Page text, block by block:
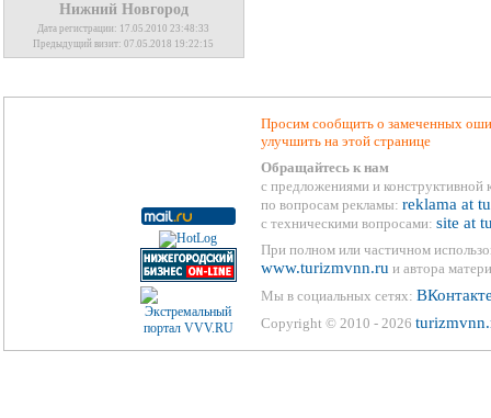
Нижний Новгород
Дата регистрации: 17.05.2010 23:48:33
Предыдущий визит: 07.05.2018 19:22:15
Просим сообщить о замеченных
улучшить на этой странице
Обращайтесь к нам
с предложениями и конструктивной
по вопросам рекламы: reklama at
с техническими вопросами: site at
При полном или частичном
www.turizmvnn.ru и автора
Мы в социальных сетях:
Copyright © 2010 - 2026